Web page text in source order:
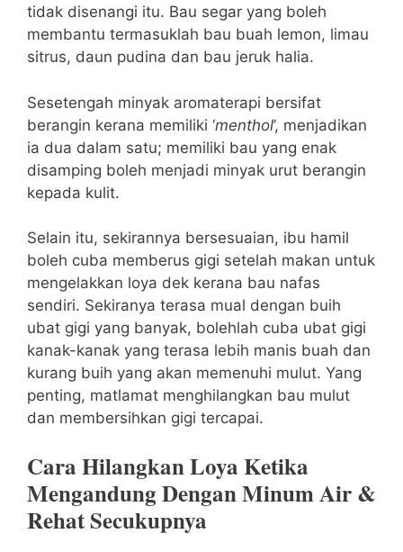
tidak disenangi itu. Bau segar yang boleh
membantu termasuklah bau buah lemon, limau
sitrus, daun pudina dan bau jeruk halia.
Sesetengah minyak aromaterapi bersifat
berangin kerana memiliki ‘menthol’, menjadikan
ia dua dalam satu; memiliki bau yang enak
disamping boleh menjadi minyak urut berangin
kepada kulit.
Selain itu, sekirannya bersesuaian, ibu hamil
boleh cuba memberus gigi setelah makan untuk
mengelakkan loya dek kerana bau nafas
sendiri. Sekiranya terasa mual dengan buih
ubat gigi yang banyak, bolehlah cuba ubat gigi
kanak-kanak yang terasa lebih manis buah dan
kurang buih yang akan memenuhi mulut. Yang
penting, matlamat menghilangkan bau mulut
dan membersihkan gigi tercapai.
Cara Hilangkan Loya Ketika
Mengandung Dengan Minum Air &
Rehat Secukupnya